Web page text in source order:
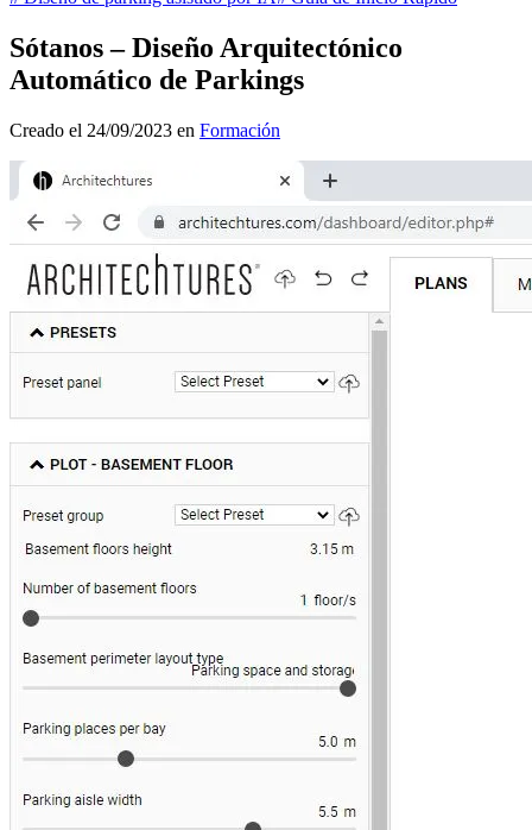
Sótanos – Diseño Arquitectónico
Automático de Parkings
Creado el 24/09/2023 en Formación